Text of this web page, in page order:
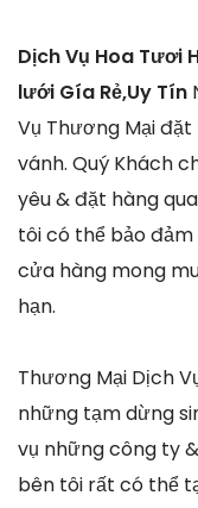
Dịch Vụ Hoa Tươi
lưới Gía Rẻ,Uy Tín
Vụ Thương Mại
vánh. Quý Khách
yêu & đặt hàng
tôi có thể bảo
cửa hàng mong
hạn.
Thương Mại Dịch
những tạm dừng
vụ những công ty
bên tôi rất có thể